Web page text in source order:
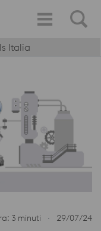
Italia
3 minuti ∙ 29/07/24